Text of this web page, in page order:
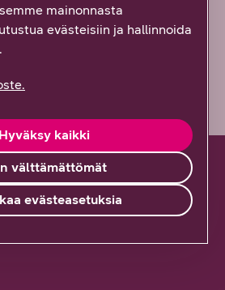
mainonnasta
evästeisiin ja hallinnoida
välttämättömät
Hyväksy kaikki
evästeasetuksia